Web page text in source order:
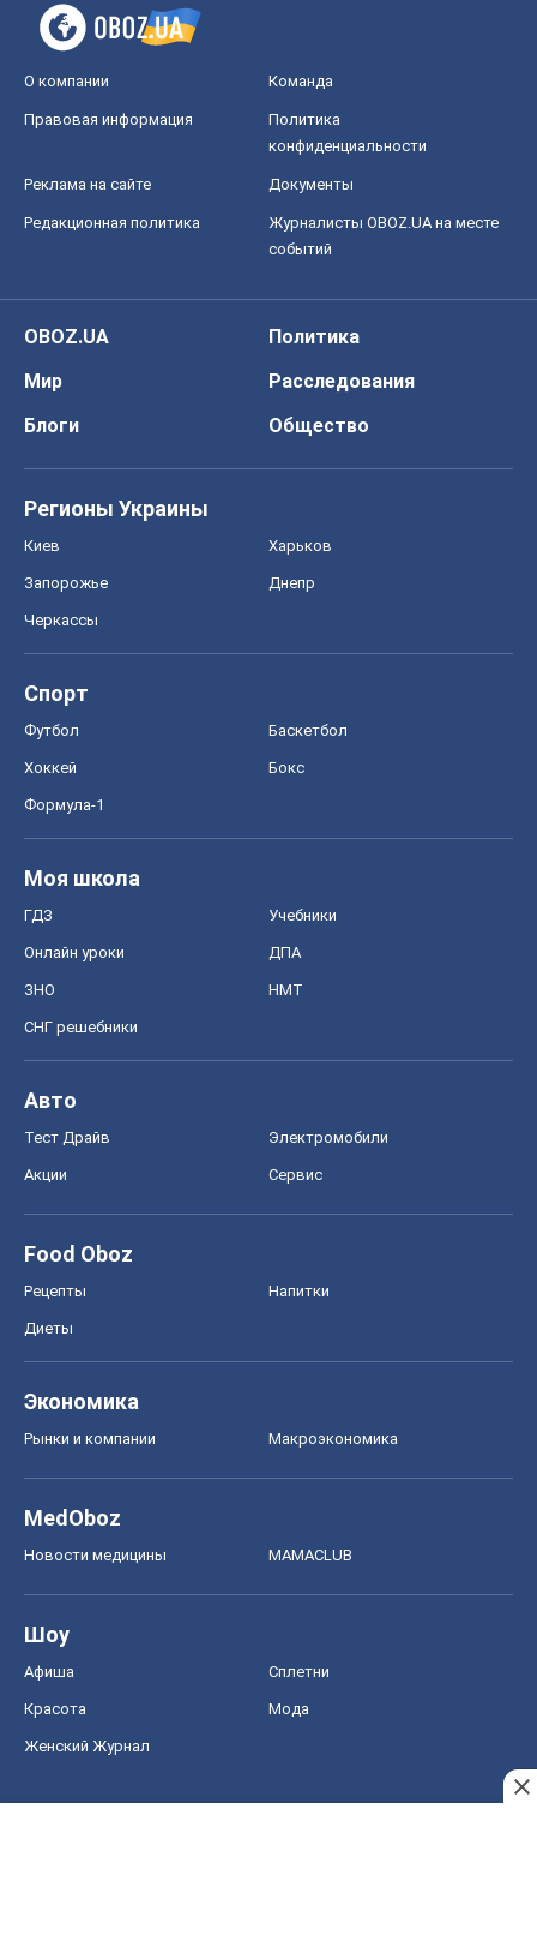
О компании Команда
Правовая информация
Политика
конфиденциальности
Реклама на сайте Документы
Редакционная политика
Журналисты OBOZ.UA на месте
событий
OBOZ.UA
Политика
Мир
Расследования
Блоги
Общество
Регионы Украины
Киев Харьков
Запорожье Днепр
Черкассы
Спорт
Футбол Баскетбол
Хоккей Бокс
Формула-1
Моя школа
ГДЗ Учебники
Онлайн уроки ДПА
ЗНО НМТ
СНГ решебники
Авто
Тест Драйв Электромобили
Акции Сервис
Food Oboz
Рецепты Напитки
Диеты
Экономика
Рынки и компании Mакроэкономика
MedOboz
Новости медицины MAMACLUB
Шоу
Афиша Сплетни
Красота Мода
Женский Журнал